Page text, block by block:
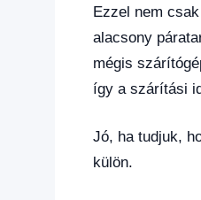
Ezzel nem
alacsony
mégis
így a szárítási
Jó, ha tudjuk,
külön.